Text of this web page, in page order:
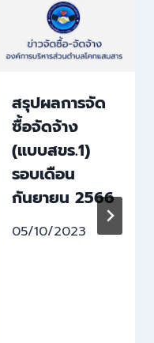
สรุปผลการจัด
ซื้อจัดจ้าง
(แบบสขร.1)
รอบเดือน
กันยายน 2566
05/10/2023